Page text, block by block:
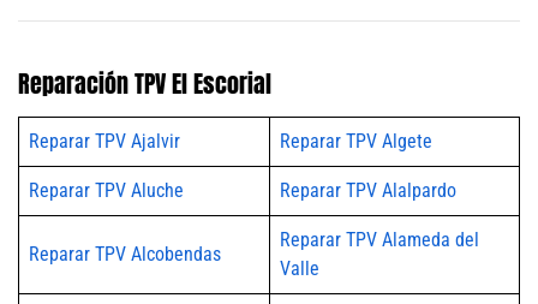
Reparación TPV El Escorial
Reparar TPV Ajalvir Reparar TPV Algete
Reparar TPV Aluche Reparar TPV Alalpardo
Reparar TPV Alcobendas
Reparar TPV Alameda del
Valle